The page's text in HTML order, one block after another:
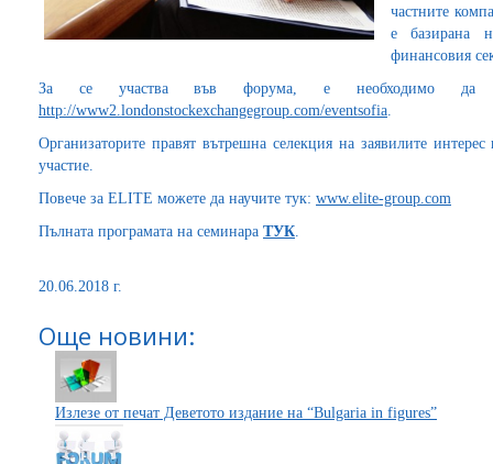
частните
е базирана
финансовия
За се участва във форума, е необходимо да
http://www2.londonstockexchangegroup.com/eventsofia.
Организаторите правят вътрешна селекция на заявилите
участие.
Повече за ELITE можете да научите тук: www.elite-group.com
Пълната програмата на семинара ТУК.
20.06.2018 г.
Още новини:
Излезе от печат Деветото издание на “Bulgaria in figures”